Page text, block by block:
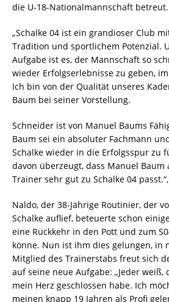
die U-18-Nationalmannschaft betreut.
„Schalke 04 ist ein grandioser Club
Tradition und sportlichem Potenzial.
Aufgabe ist es, der Mannschaft so
wieder Erfolgserlebnisse zu geben,
Ich bin von der Qualität unseres
Baum bei seiner Vorstellung.
Schneider ist von Manuel Baums
Baum sei ein absoluter Fachmann
Schalke wieder in die Erfolgsspur zu
davon überzeugt, dass Manuel Baum
Trainer sehr gut zu Schalke 04
Naldo, der 38-Jährige Routinier, der
Schalke auflief, beteuerte schon
eine Rückkehr in den Pott und zum
könne. Nun ist ihm dies gelungen, in
Mitglied des Trainerstabs freut sich
auf seine neue Aufgabe: „Jeder weiß,
mein Herz geschlossen habe. Ich
meinen knapp 19 Jahren als Profi